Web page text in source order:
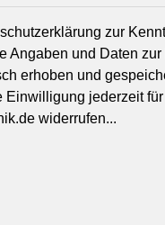
zur
Angaben und Daten
erhoben und
Einwilligung jederzeit
widerrufen...